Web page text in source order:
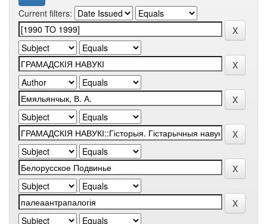
Current filters: